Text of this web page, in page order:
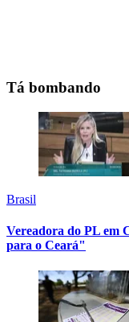
Tá bombando
Brasil
Vereadora do PL em
para o Ceará"